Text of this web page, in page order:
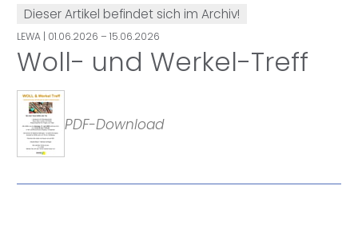
Dieser Artikel befindet sich im Archiv!
LEWA | 01.06.2026 – 15.06.2026
Woll- und Werkel-Treff
PDF-Download